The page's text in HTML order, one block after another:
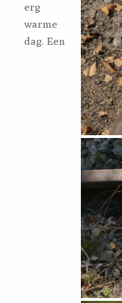
erg
warme
dag. Een